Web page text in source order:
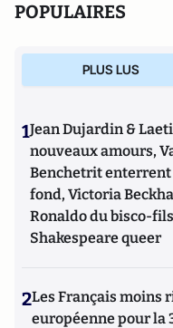
POPULAIRES
PLUS LUS
1Jean Dujardin &
nouveaux amours,
Benchetrit enterrent
fond, Victoria
Ronaldo du bisco-
Shakespeare queer
2Les Français moins
européenne pour la